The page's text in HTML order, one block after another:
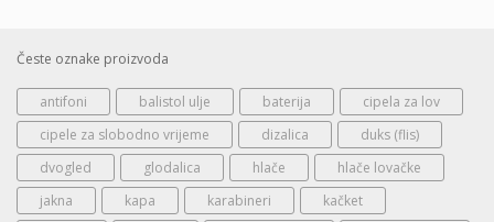
Česte oznake proizvoda
antifoni balistol ulje baterija
cipela za lov
cipele za slobodno vrijeme
dizalica
duks (flis)
dvogled
glodalica hlače
hlače lovačke
jakna
kapa karabineri
kačket